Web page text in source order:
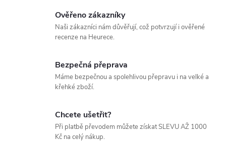
Ověřeno zákazníky
Naši zákazníci nám důvěřují, což potvrzují i ověřené
recenze na Heurece.
Bezpečná přeprava
Máme bezpečnou a spolehlivou přepravu i na velké a
křehké zboží.
Chcete ušetřit?
Při platbě převodem můžete získat SLEVU AŽ 1000
Kč na celý nákup.